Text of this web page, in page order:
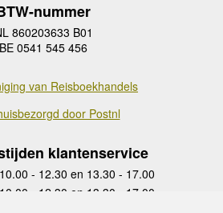
nummer
860203633 B01
BE 0541 545 456
van Reisboekhandels
door Postnl
klantenservice
10.00 - 12.30 en 13.30 - 17.00
10.00 - 12.30 en 13.30 - 17.00